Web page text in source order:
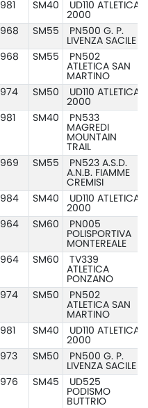
1981 SM40
UD110 ATLETICA
2000
1968 SM55
PN500 G. P.
LIVENZA SACILE
1968 SM55
PN502
ATLETICA SAN
MARTINO
1974 SM50
UD110 ATLETICA
2000
1981 SM40
PN533
MAGREDI
MOUNTAIN
TRAIL
1969 SM55
PN523 A.S.D.
A.N.B. FIAMME
CREMISI
1984 SM40
UD110 ATLETICA
2000
1964 SM60
PN005
POLISPORTIVA
MONTEREALE
1964 SM60
TV339
ATLETICA
PONZANO
1974 SM50
PN502
ATLETICA SAN
MARTINO
1981 SM40
UD110 ATLETICA
2000
1973 SM50
PN500 G. P.
LIVENZA SACILE
1976 SM45
UD525
PODISMO
BUTTRIO